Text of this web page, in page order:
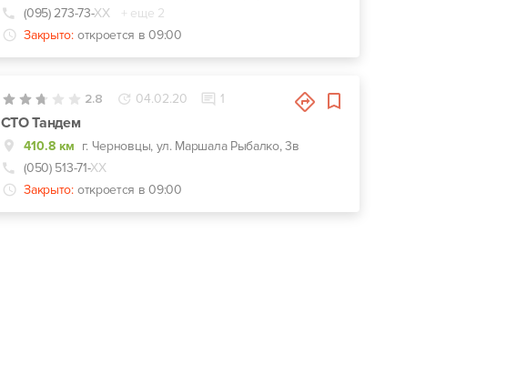
(095) 273-73-ХХ
+ еще 2
Закрыто: откроется в 09:00
2.8 04.02.20 1
СТО Тандем
410.8 км г. Черновцы, ул. Маршала Рыбалко, 3в
(050) 513-71-ХХ
Закрыто: откроется в 09:00